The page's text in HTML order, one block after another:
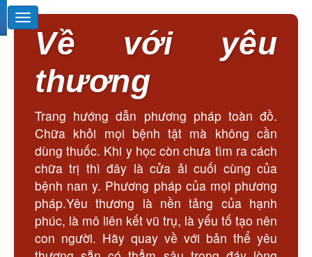
Về với yêu
thương
Trang hướng dẫn phương pháp toàn đồ.
Chữa khỏi mọi bệnh tật mà không cần
dùng thuốc. Khi y học còn chưa tìm ra cách
chữa trị thì đây là cửa ải cuối cùng của
bệnh nan y. Phương pháp của mọi phương
pháp.Yêu thương là nền tảng của hạnh
phúc, là mô liên kết vũ trụ, là yếu tố tạo nên
con người. Hãy quay về với bản thể yêu